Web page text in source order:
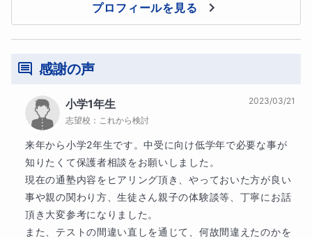
⚪︎イメージ画像
①図形
プロフィールを見る
感謝の声
小学1年生
志望校： これから検討
2023/03/21
来年から小学2年生です。中受に向け低学年で必要な事が
知りたくて保護者相談をお願いしました。
現在の通塾内容をヒアリング頂き、やっておいた方が良い
事や親の関わり方、生徒さん親子の体験談等、丁寧にお話
頂き大変参考になりました。
また、テストの間違い直しを通じて、何故間違えたのかを